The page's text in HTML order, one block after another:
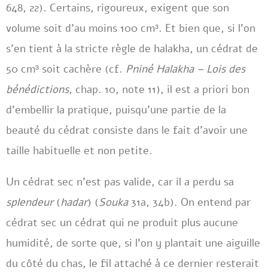
648, 22). Certains, rigoureux, exigent que son
volume soit d’au moins 100 cm³. Et bien que, si l’on
s’en tient à la stricte règle de halakha, un cédrat de
50 cm³ soit cachère (cf. Pniné Halakha – Lois des
bénédictions, chap. 10, note 11), il est a priori bon
d’embellir la pratique, puisqu’une partie de la
beauté du cédrat consiste dans le fait d’avoir une
taille habituelle et non petite.
Un cédrat sec n’est pas valide, car il a perdu sa
splendeur(hadar) (Souka31a, 34b). On entend par
cédrat sec un cédrat qui ne produit plus aucune
humidité, de sorte que, si l’on y plantait une aiguille
du côté du chas, le fil attaché à ce dernier resterait